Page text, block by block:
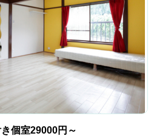
個室29000円～